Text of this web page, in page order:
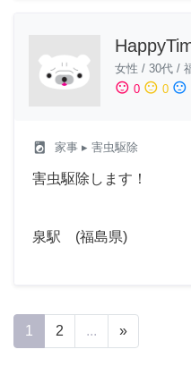
女性 / 30代 /
sentiment_satisfied 0 sentiment_neutral 0 sentiment_dissatisfied
local_laundry_service 家事 ▸ 害虫駆除
害虫駆除します！
泉駅 (福島県)
1 2 ... »